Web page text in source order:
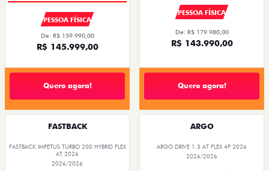
PESSOA FÍSICA
De: R$ 159.990,00
R$ 145.999,00
Quero agora!
PESSOA FÍSICA
De: R$ 179.980,00
R$ 143.990,00
Quero agora!
FASTBACK
FASTBACK IMPETUS TURBO 200 HYBRID FLEX
AT 2026
2026/2026
ARGO
ARGO DRIVE 1.3 AT FLEX 4P 2026
2026/2026